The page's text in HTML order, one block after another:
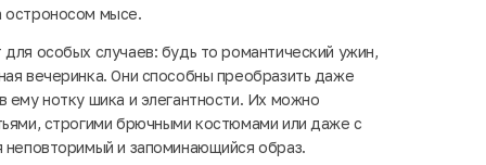
остроносом мысе.
особых случаев: будь то романтический ужин,
вечеринка. Они способны преобразить даже
ему нотку шика и элегантности. Их можно
строгими брючными костюмами или даже с
неповторимый и запоминающийся образ.